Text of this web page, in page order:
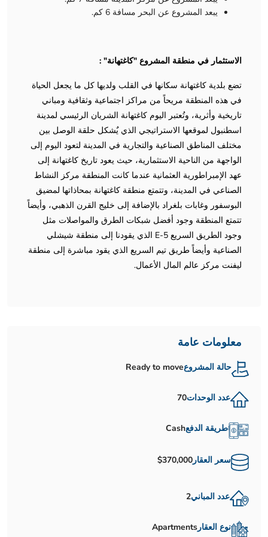
يبعد المشروع عن البحر مسافة 6 كم.
الاستثمار في منطقة المشروع "كاغتهانة" :
تضع بلدية كاغتهانة سكانها في القلب ولديها كل ما يجعل الحياة
في هذه المنطقة مريحاً من مراكز اجتماعية وثقافية ومباني
تاريخية وأثرية، وتُعتبر اليوم كاغتهانة الشريان الرئيسي لمدينة
اسطنبول لموقعها الاستراتيجي الذي يٌشكل حلقة الوصل بين
مختلف المناطق الصناعية والتجارية في المدينة لتعود اليوم إلى
الواجهة من الناحية الاستثمارية، حيث يعود تاريخ كاغتهانة إلى
عهد الإمبراطورية العثمانية عندما كانت المنطقة مركز النشاط
الصناعي في المدينة، وتتمتع منطقة كاغتهانة بمحاذاتها لمضيق
البوسفور وغابات بلغراد بالإضافة إلى خليج القرن الذهبي، وأيضاً
تتمتع المنطقة وجود أفضل شبكات الطرق والمواصلات مثل
وجود الطريق السريع E-5 الذي يقودنا إلى منطقة شيشلي
الصناعية وأيضاً طريق تيم السريع الذي يقود مباشرة إلى منطقة
ليفنت مركز عالم المال الأعمال.
معلومات عامة
حالة المشروعReady to move
عدد الوحدات70
طريقة الدفعCash
سعر العقار$370,000
عدد المباني2
نوع العقارApartments